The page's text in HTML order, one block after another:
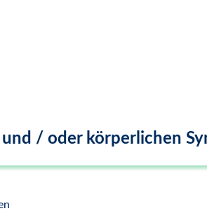
/ oder körperlichen